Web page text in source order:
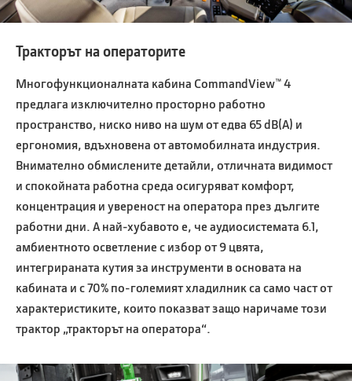
Тракторът на операторите
Многофункционалната кабина CommandView™ 4
предлага изключително просторно работно
пространство, ниско ниво на шум от едва 65 dB(A) и
ергономия, вдъхновена от автомобилната индустрия.
Внимателно обмислените детайли, отличната видимост
и спокойната работна среда осигуряват комфорт,
концентрация и увереност на оператора през дългите
работни дни. А най-хубавото е, че аудиосистемата 6.1,
амбиентното осветление с избор от 9 цвята,
интегрираната кутия за инструменти в основата на
кабината и с 70% по-големият хладилник са само част от
характеристиките, които показват защо наричаме този
трактор „тракторът на оператора“.